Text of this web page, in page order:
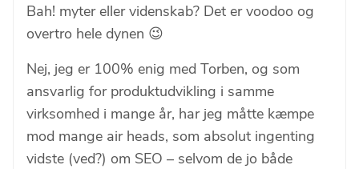
Bah! myter eller videnskab? Det er voodoo og
overtro hele dynen 😉
Nej, jeg er 100% enig med Torben, og som
ansvarlig for produktudvikling i samme
virksomhed i mange år, har jeg måtte kæmpe
mod mange air heads, som absolut ingenting
vidste (ved?) om SEO – selvom de jo både